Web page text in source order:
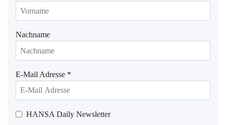
Nachname
E-Mail Adresse *
HANSA Daily Newsletter